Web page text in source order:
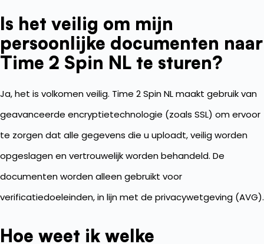
Is het veilig om mijn
persoonlijke documenten naar
Time 2 Spin NL te sturen?
Ja, het is volkomen veilig. Time 2 Spin NL maakt gebruik van
geavanceerde encryptietechnologie (zoals SSL) om ervoor
te zorgen dat alle gegevens die u uploadt, veilig worden
opgeslagen en vertrouwelijk worden behandeld. De
documenten worden alleen gebruikt voor
verificatiedoeleinden, in lijn met de privacywetgeving (AVG).
Hoe weet ik welke